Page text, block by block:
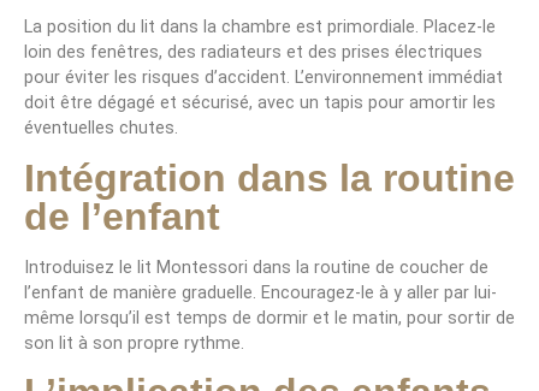
La position du lit dans la chambre est primordiale. Placez-le
loin des fenêtres, des radiateurs et des prises électriques
pour éviter les risques d’accident. L’environnement immédiat
doit être dégagé et sécurisé, avec un tapis pour amortir les
éventuelles chutes.
Intégration dans la routine
de l’enfant
Introduisez le lit Montessori dans la routine de coucher de
l’enfant de manière graduelle. Encouragez-le à y aller par lui-
même lorsqu’il est temps de dormir et le matin, pour sortir de
son lit à son propre rythme.